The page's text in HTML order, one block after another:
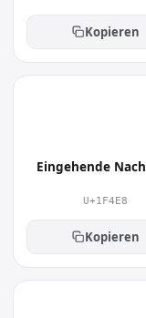
Kopieren
Eingehende
U+1F4E8
Kopieren